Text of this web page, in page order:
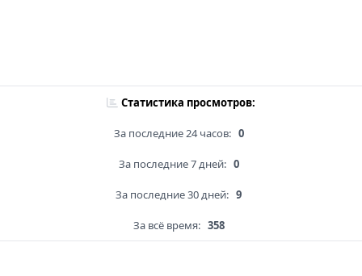
Статистика просмотров:
За последние 24 часов: 0
За последние 7 дней: 0
За последние 30 дней: 9
За всё время: 358